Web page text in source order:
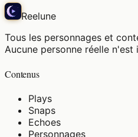
Reelune
Tous les personnages et
Aucune personne réelle n'est
Contenus
Plays
Snaps
Echoes
Personnages